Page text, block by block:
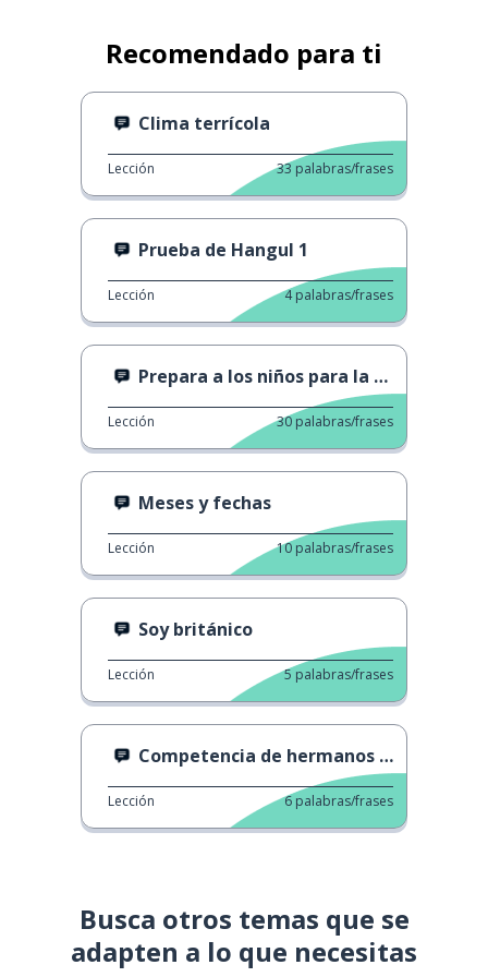
Recomendado para ti
Clima terrícola
Lección 33 palabras/frases
Prueba de Hangul 1
Lección 4 palabras/frases
Prepara a los niños para la escuela
Lección 30 palabras/frases
Meses y fechas
Lección 10 palabras/frases
Soy británico
Lección 5 palabras/frases
Competencia de hermanos mayores
Lección 6 palabras/frases
Busca otros temas que se
adapten a lo que necesitas